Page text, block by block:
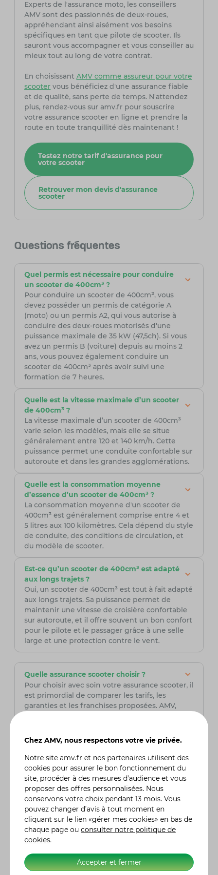
Experts de l'assurance moto, les conseillers
AMV sont des passionnés de deux-roues,
appréhendant ainsi aisément vos besoins
spécifiques en tant que pilote de scooter. Ils
sauront vous accompagner et vous conseiller au
mieux tout au long de votre contrat.
En choisissant AMV comme assureur pour votre
scootervous bénéficiez d'une assurance fiable
et de qualité, sans perte de temps. N'attendez
plus, rendez-vous sur amv.fr pour souscrire
votre assurance scooter en ligne et prendre la
route en toute tranquillité dès maintenant !
Testez notre tarif d'assurance pour
votre scooter
Retrouver mon devis d'assurance
scooter
Questions fréquentes
Quel permis est nécessaire pour conduire
un scooter de 400cm³ ?
Pour conduire un scooter de 400cm³, vous
devez posséder un permis de catégorie A
(moto) ou un permis A2, qui vous autorise à
conduire des deux-roues motorisés d'une
puissance maximale de 35 kW (47,5ch). Si vous
avez un permis B (voiture) depuis au moins 2
ans, vous pouvez également conduire un
scooter de 400cm³ après avoir suivi une
formation de 7 heures.
Quelle est la vitesse maximale d’un scooter
de 400cm³ ?
La vitesse maximale d’un scooter de 400cm³
varie selon les modèles, mais elle se situe
généralement entre 120 et 140 km/h. Cette
puissance permet une conduite confortable sur
autoroute et dans les grandes agglomérations.
Quelle est la consommation moyenne
d’essence d’un scooter de 400cm³ ?
La consommation moyenne d'un scooter de
400cm³ est généralement comprise entre 4 et
5 litres aux 100 kilomètres. Cela dépend du style
de conduite, des conditions de circulation, et
du modèle de scooter.
Est-ce qu’un scooter de 400cm³ est adapté
aux longs trajets ?
Oui, un scooter de 400cm³ est tout à fait adapté
aux longs trajets. Sa puissance permet de
maintenir une vitesse de croisière confortable
sur autoroute, et il offre souvent un bon confort
pour le pilote et le passager grâce à une selle
large et une protection contre le vent.
Quelle assurance scooter choisir ?
Pour choisir avec soin votre assurance scooter, il
est primordial de comparer les tarifs, les
garanties et les franchises proposées. AMV,
considération. Fort de son expertise, AMV offre
des solutions adaptées aux besoins spécifiques
des conducteurs de scooter, assurant ainsi une
couverture complète et fiable pour leurs
véhicules tout-terrain. Grâce à son expertise du
secteur, AMV peut offrir des services sur
mesure et des conseils avisés, assurant la
tranquillité d'esprit des motocyclistes et
passionnés de tout-terrain tout au long de leurs
aventures sur la route.
Quel est le prix d'une assurance scooter ?
Le coût d'une assurance scooter chez AMV
Chez AMV, nous respectons votre vie privée.
Notre site amv.fr et nos partenaires utilisent des
cookies pour assurer le bon fonctionnement du
site, procéder à des mesures d’audience et vous
proposer des offres personnalisées. Nous
conservons votre choix pendant 13 mois. Vous
pouvez changer d’avis à tout moment en
cliquant sur le lien «gérer mes cookies» en bas de
chaque page ou consulter notre politique de
cookies.
Accepter et fermer